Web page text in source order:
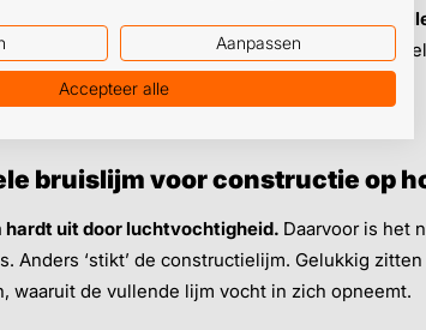
bruislijm of alleen PU constructielijm
onze
k is (minstens) net zo sterk,
bruislijm voor constructie op
hardt uit door luchtvochtigheid. Daarvoor is het
Anders ‘stikt’ de constructielijm. Gelukkig
waaruit de vullende lijm vocht in zich opneemt.
Aanpassen
Accepteer alle